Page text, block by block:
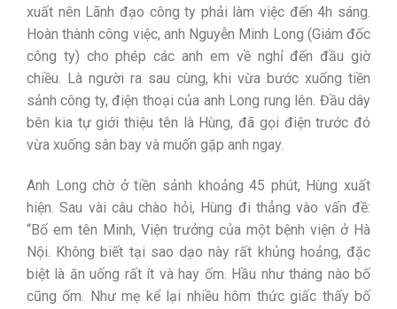
xuất nên Lãnh đạo công ty phải làm việc đến 4h sáng.
Hoàn thành công việc, anh Nguyễn Minh Long (Giám đốc
công ty) cho phép các anh em về nghỉ đến đầu giờ
chiều. Là người ra sau cùng, khi vừa bước xuống tiền
sảnh công ty, điện thoại của anh Long rung lên. Đầu dây
bên kia tự giới thiệu tên là Hùng, đã gọi điện trước đó
vừa xuống sân bay và muốn gặp anh ngay.
Anh Long chờ ở tiền sảnh khoảng 45 phút, Hùng xuất
hiện. Sau vài câu chào hỏi, Hùng đi thẳng vào vấn đề:
“Bố em tên Minh, Viện trưởng của một bệnh viện ở Hà
Nội. Không biết tại sao dạo này rất khủng hoảng, đặc
biệt là ăn uống rất ít và hay ốm. Hầu như tháng nào bố
cũng ốm. Như mẹ kể lại nhiều hôm thức giấc thấy bố